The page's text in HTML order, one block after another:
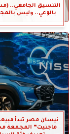
التنسيق الجامعي..
بالوعي.. وليس
نيسان مصر تبدأ
ماجنيت” المجمعة